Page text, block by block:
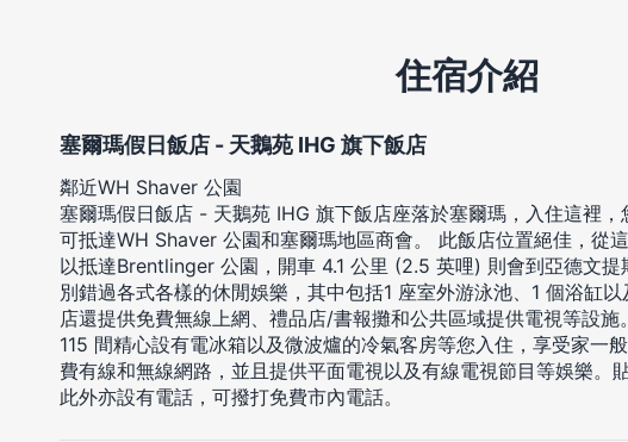
住宿介紹
塞爾瑪假日飯店 - 天鵝苑 IHG 旗下飯店
鄰近WH Shaver 公園
塞爾瑪假日飯店 - 天鵝苑 IHG 旗下飯店座落於塞爾瑪，入住這裡
可抵達WH Shaver 公園和塞爾瑪地區商會。 此飯店位置絕佳，從
以抵達Brentlinger 公園，開車 4.1 公里 (2.5 英哩) 則會到亞德文提
別錯過各式各樣的休閒娛樂，其中包括1 座室外游泳池、1 個浴缸
店還提供免費無線上網、禮品店/書報攤和公共區域提供電視等設施。
115 間精心設有電冰箱以及微波爐的冷氣客房等您入住，享受家一
費有線和無線網路，並且提供平面電視以及有線電視節目等娛樂。
此外亦設有電話，可撥打免費市內電話。